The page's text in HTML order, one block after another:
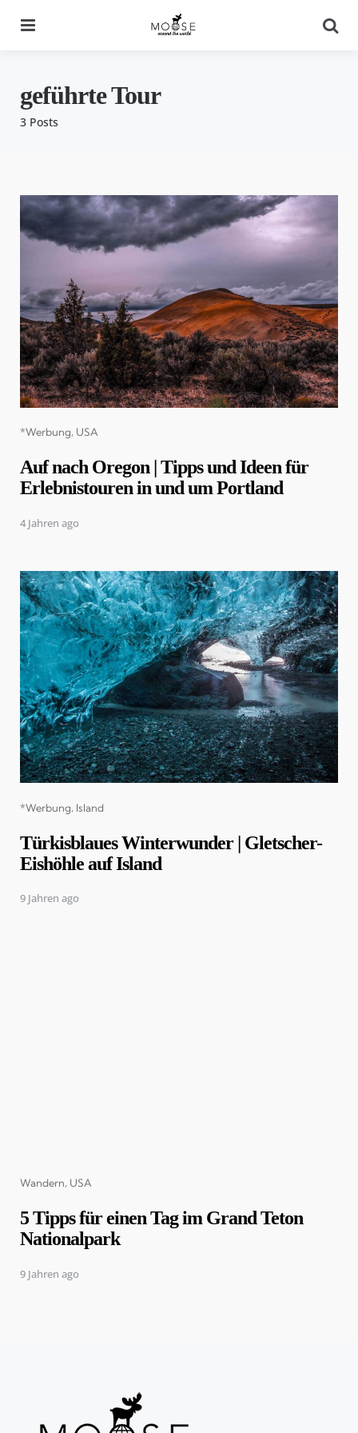
3 Posts
geführte Tour
Categories
*Werbung USA
Auf nach Oregon | Tipps und Ideen für
Erlebnistouren in und um Portland
4 Jahren ago
Categories
*Werbung Island
Türkisblaues Winterwunder | Gletscher-
Eishöhle auf Island
9 Jahren ago
Categories
Wandern USA
5 Tipps für einen Tag im Grand Teton
Nationalpark
9 Jahren ago